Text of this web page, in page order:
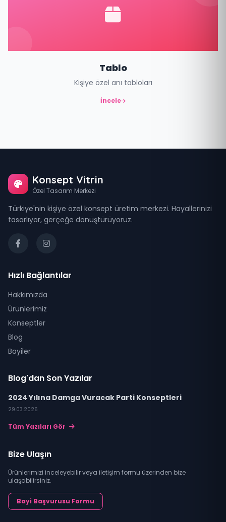
Tablo
Kişiye özel anı tabloları
İncele
Konsept Vitrin
Özel Tasarım Merkezi
Türkiye'nin kişiye özel konsept üretim merkezi. Hayallerinizi
tasarlıyor, gerçeğe dönüştürüyoruz.
Hızlı Bağlantılar
Hakkımızda
Ürünlerimiz
Konseptler
Blog
Bayiler
Blog'dan Son Yazılar
2024 Yılına Damga Vuracak Parti Konseptleri
29.03.2026
Tüm Yazıları Gör
Bize Ulaşın
Ürünlerimizi inceleyebilir veya iletişim formu üzerinden bize
ulaşabilirsiniz.
Bayi Başvurusu Formu